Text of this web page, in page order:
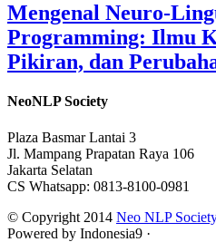
Mengenal Neuro-
Programming: Ilmu
Pikiran, dan
NeoNLP Society
Plaza Basmar Lantai 3
Jl. Mampang Prapatan Raya 106
Jakarta Selatan
CS Whatsapp: 0813-8100-0981
© Copyright 2014 Neo NLP
Powered by Indonesia9 ·